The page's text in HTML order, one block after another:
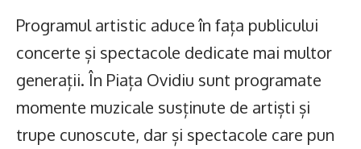
Programul artistic aduce în fața publicului
concerte și spectacole dedicate mai multor
generații. În Piața Ovidiu sunt programate
momente muzicale susținute de artiști și
trupe cunoscute, dar și spectacole care pun